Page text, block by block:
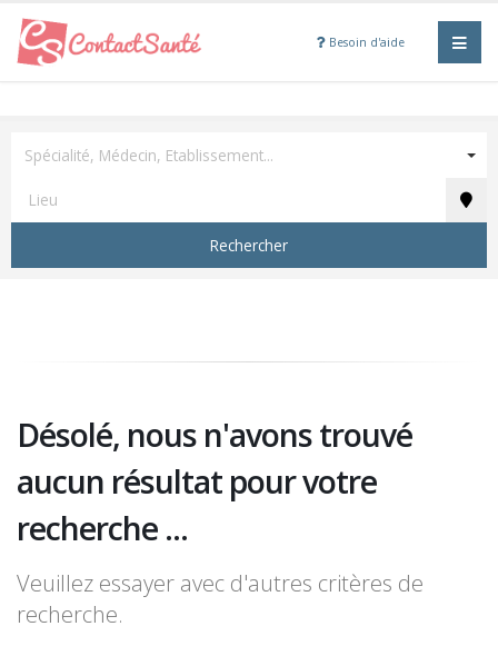
Besoin d'aide
Spécialité, Médecin, Etablissement...
Rechercher
Désolé, nous n'avons trouvé
aucun résultat pour votre
recherche ...
Veuillez essayer avec d'autres critères de
recherche.